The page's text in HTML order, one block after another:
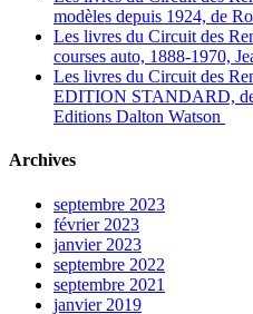
modèles depuis 1924, de
Les livres du Circuit des
courses auto, 1888-1970,
Les livres du Circuit des
EDITION STANDARD, de
Editions Dalton Watson
Archives
septembre 2023
février 2023
janvier 2023
septembre 2022
septembre 2021
janvier 2019